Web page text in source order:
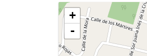
+
-